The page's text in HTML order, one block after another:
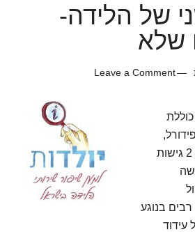
של הלידה-
שלא
Leave a Comment
תאומים או עכוז.קיימות 2 גישות
רבים בנוגע
עידוד